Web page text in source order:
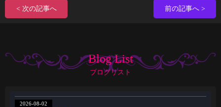
前の記事へ >
< 次の記事へ
Blog List
ブログリスト
2026-08-02